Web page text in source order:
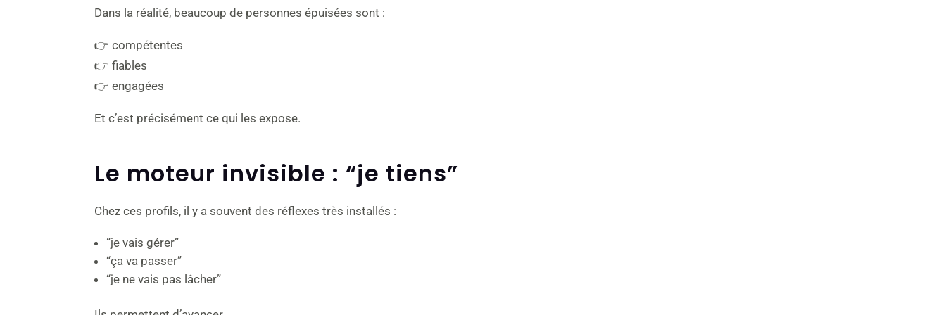
Dans la réalité, beaucoup de personnes épuisées sont :
👉 compétentes
👉 fiables
👉 engagées
Et c’est précisément ce qui les expose.
Le moteur invisible : “je tiens”
Chez ces profils, il y a souvent des réflexes très installés :
“je vais gérer”
“ça va passer”
“je ne vais pas lâcher”